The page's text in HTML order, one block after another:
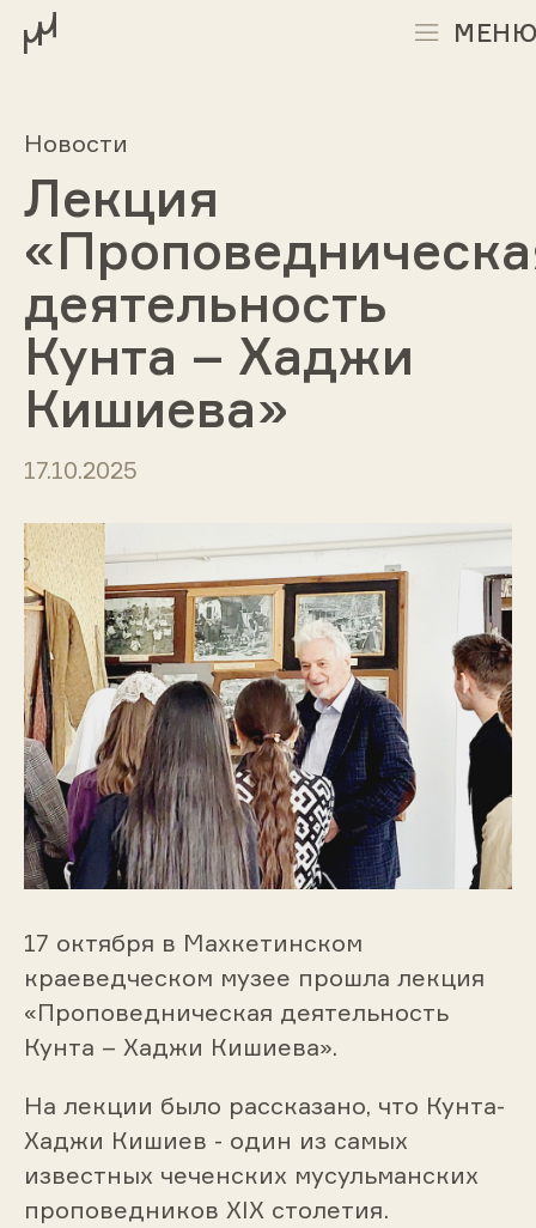
Новости
Лекция
деятельность
Кунта – Хаджи
Кишиева»
17.10.2025
17 октября в Махкетинском
краеведческом музее прошла лекция
«Проповедническая деятельность
Кунта – Хаджи Кишиева».
На лекции было рассказано, что Кунта-
Хаджи Кишиев - один из самых
известных чеченских мусульманских
проповедников XIX столетия.